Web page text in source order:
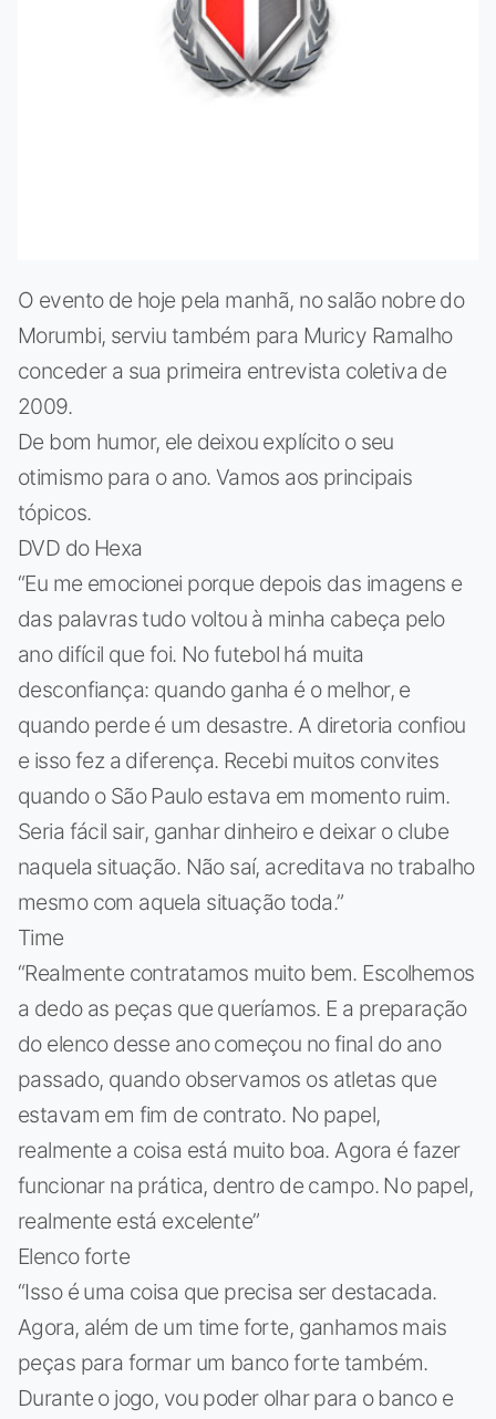
O evento de hoje pela manhã, no salão nobre do
Morumbi, serviu também para Muricy Ramalho
conceder a sua primeira entrevista coletiva de
2009.
De bom humor, ele deixou explícito o seu
otimismo para o ano. Vamos aos principais
tópicos.
DVD do Hexa
“Eu me emocionei porque depois das imagens e
das palavras tudo voltou à minha cabeça pelo
ano difícil que foi. No futebol há muita
desconfiança: quando ganha é o melhor, e
quando perde é um desastre. A diretoria confiou
e isso fez a diferença. Recebi muitos convites
quando o São Paulo estava em momento ruim.
Seria fácil sair, ganhar dinheiro e deixar o clube
naquela situação. Não saí, acreditava no trabalho
mesmo com aquela situação toda.”
Time
“Realmente contratamos muito bem. Escolhemos
a dedo as peças que queríamos. E a preparação
do elenco desse ano começou no final do ano
passado, quando observamos os atletas que
estavam em fim de contrato. No papel,
realmente a coisa está muito boa. Agora é fazer
funcionar na prática, dentro de campo. No papel,
realmente está excelente”
Elenco forte
“Isso é uma coisa que precisa ser destacada.
Agora, além de um time forte, ganhamos mais
peças para formar um banco forte também.
Durante o jogo, vou poder olhar para o banco e